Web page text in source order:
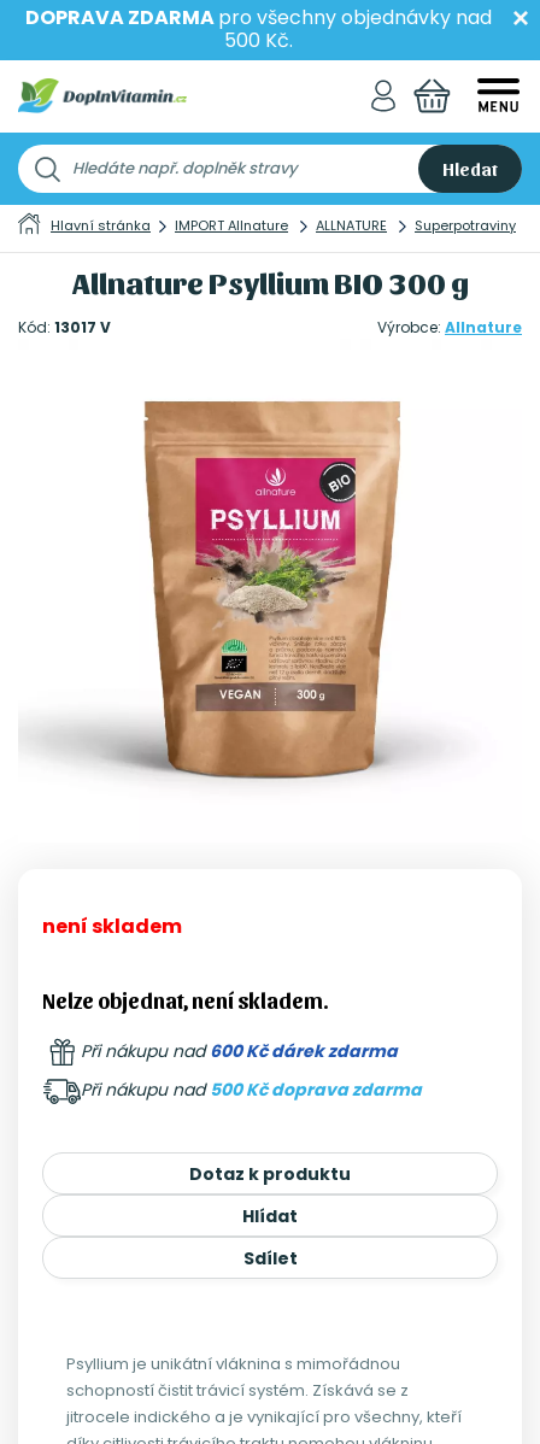
DOPRAVA ZDARMApro všechny objednávky nad
500 Kč.
Hledat
Hlavní stránka IMPORT Allnature ALLNATURE Superpotraviny
Allnature Psyllium BIO 300 g
Kód: 13017 V Výrobce: Allnature
není skladem
Nelze objednat, není skladem.
Při nákupu nad600 Kč dárek zdarma
Při nákupu nad 500 Kč doprava zdarma
Dotaz k produktu
Hlídat
Sdílet
Psyllium je unikátní vláknina s mimořádnou
schopností čistit trávicí systém. Získává se z
jitrocele indického a je vynikající pro všechny, kteří